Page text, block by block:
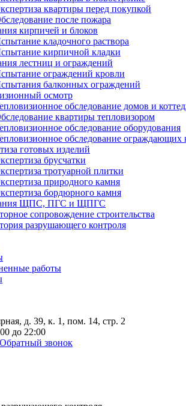
квартиры перед покупкой
после пожара
кирпичей и блоков
кладочного раствора
кирпичной кладки
лестниц и ограждений
ограждений кровли
балконных ограждений
осмотр
обследование домов и
квартиры тепловизором
обследование оборудования
обследование ограждающих
готовых изделий
брусчатки
тротуарной плитки
природного камня
бордюрного камня
ЩПС, ПГС и ЩПГС
сопровождение строительства
разрушающего контроля
работы
д. 39, к. 1, пом. 14, стр. 2
до 22:00
Обратный звонок